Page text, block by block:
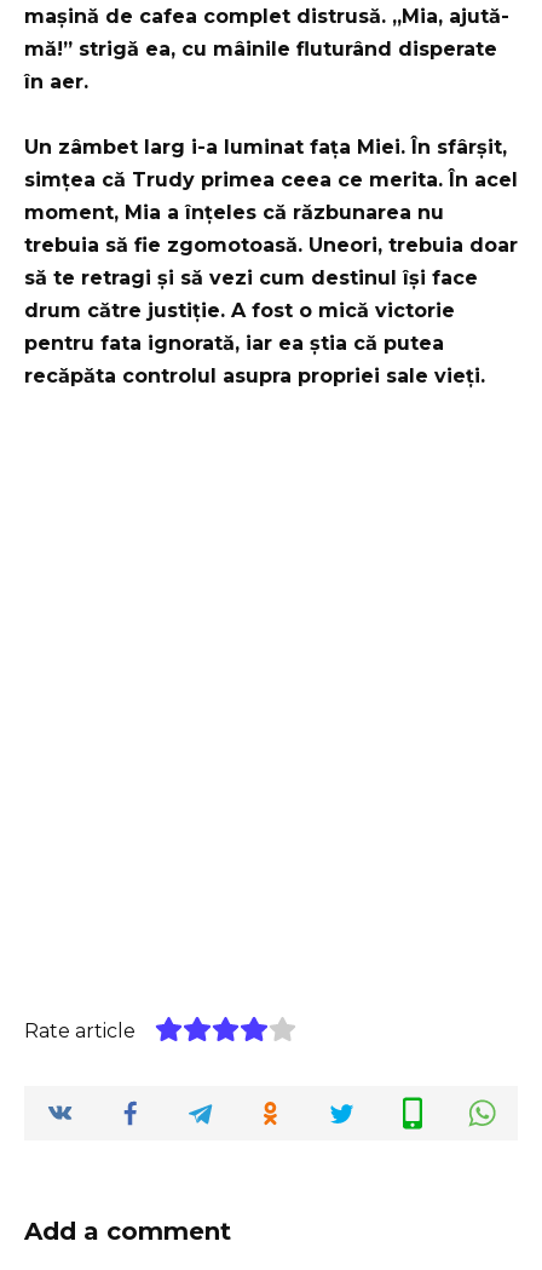
mașină de cafea complet distrusă. „Mia, ajută-
mă!” strigă ea, cu mâinile fluturând disperate
în aer.
Un zâmbet larg i-a luminat fața Miei. În sfârșit,
simțea că Trudy primea ceea ce merita. În acel
moment, Mia a înțeles că răzbunarea nu
trebuia să fie zgomotoasă. Uneori, trebuia doar
să te retragi și să vezi cum destinul își face
drum către justiție. A fost o mică victorie
pentru fata ignorată, iar ea știa că putea
recăpăta controlul asupra propriei sale vieți.
Rate article
Add a comment